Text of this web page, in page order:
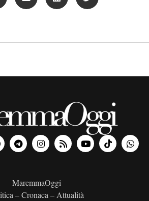
MaremmaOggi
– Cronaca – Attualità